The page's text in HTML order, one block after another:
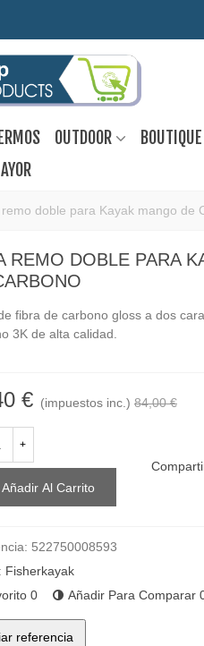
OUTDOOR BOUTIQUE
remo doble para Kayak mango de
REMO DOBLE PARA
fibra de carbono gloss a dos
3K de alta calidad.
€ (impuestos inc.) 84,00 €
+
Añadir Al Carrito
522750008593
Fisherkayak
0 Añadir Para Comparar
referencia